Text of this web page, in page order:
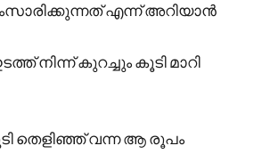
എന്ന് അറിയാൻ
നിന്ന് കുറച്ചും കൂടി മാറി
തെളിഞ്ഞ് വന്ന ആ രൂപം